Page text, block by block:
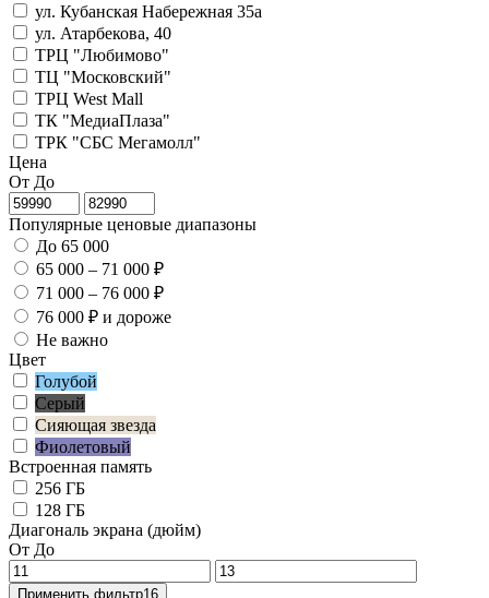
ул. Кубанская Набережная 35а
ул. Атарбекова, 40
ТРЦ "Любимово"
ТЦ "Московский"
ТРЦ West Mall
ТК "МедиаПлаза"
ТРК "СБС Мегамолл"
Цена
От До
Популярные ценовые диапазоны
До 65 000
65 000 – 71 000 ₽
71 000 – 76 000 ₽
76 000 ₽ и дороже
Не важно
Цвет
Голубой
Серый
Сияющая звезда
Фиолетовый
Встроенная память
256 ГБ
128 ГБ
Диагональ экрана (дюйм)
От До
Применить фильтр16